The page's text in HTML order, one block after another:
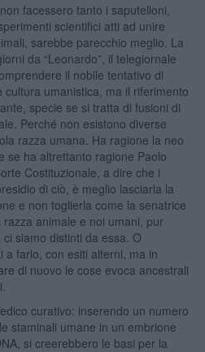
facessero tanto i saputelloni,
scientifici atti ad unire
sarebbe parecchio meglio. La
da “Leonardo”, il telegiornale
il nobile tentativo di
umanistica, ma il riferimento
specie se si tratta di fusioni di
Perché non esistono diverse
razza umana. Ha ragione la neo
se ha altrettanto ragione Paolo
Costituzionale, a dire che i
di ciò, è meglio lasciarla la
e non toglierla come la senatrice
animale e noi umani, pur
siamo distinti da essa. O
a farlo, con esiti alterni, ma in
di nuovo le cose evoca ancestrali
curativo: inserendo un numero
staminali umane in un embrione
si creerebbero le basi per la